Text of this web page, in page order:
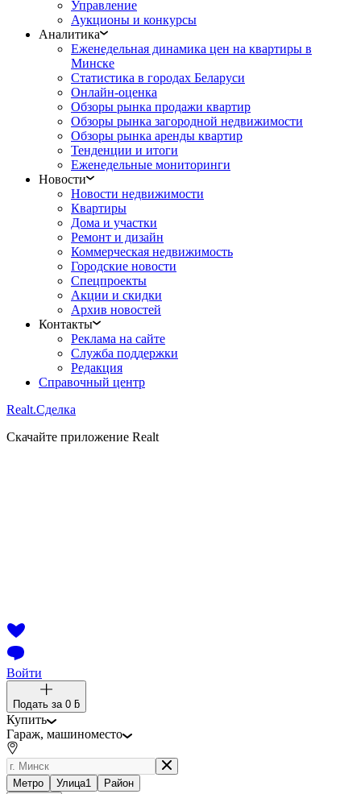
Управление
Аукционы и конкурсы
Аналитика
Еженедельная динамика цен на квартиры в
Минске
Статистика в городах Беларуси
Онлайн-оценка
Обзоры рынка продажи квартир
Обзоры рынка загородной недвижимости
Обзоры рынка аренды квартир
Тенденции и итоги
Еженедельные мониторинги
Новости
Новости недвижимости
Квартиры
Дома и участки
Ремонт и дизайн
Коммерческая недвижимость
Городские новости
Спецпроекты
Акции и скидки
Архив новостей
Контакты
Реклама на сайте
Служба поддержки
Редакция
Справочный центр
Realt.Сделка
Скачайте приложение Realt
Войти
Подать за 0 ƃ
Купить
Гараж, машиноместо
Метро Улица1 Район